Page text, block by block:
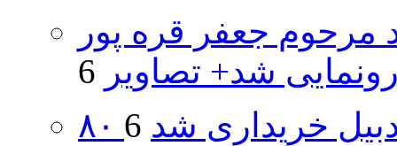
مرحوم جعفر قره پور
شد+ تصاویر
خریداری شد